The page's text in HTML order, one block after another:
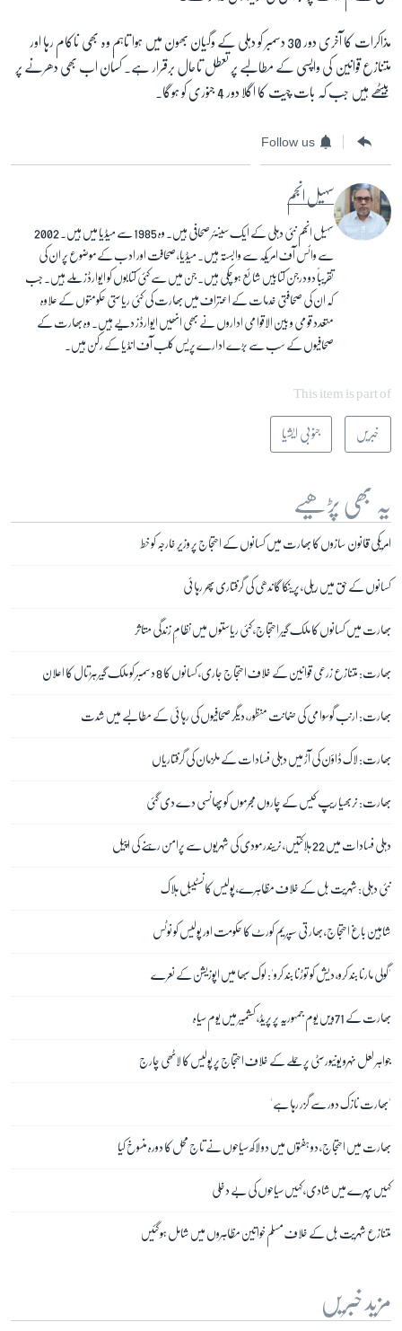
مذاکرات کا آخری دور 30 دسمبر کو دہلی کے وگیان بھون میں ہوا تاہم وہ بھی ناکام رہا اور
متنازع قوانین کی واپسی کے مطالبے پر تعطل تاحال برقرار ہے۔ کسان اب بھی دھرنے پر
بیٹھے ہیں جب کہ بات چیت کا اگلا دور 4 جنوری کو ہوگا۔
Follow us
سہیل انجم
سہیل انجم نئی دہلی کے ایک سینئر صحافی ہیں۔ وہ 1985 سے میڈیا میں ہیں۔ 2002
سے وائس آف امریکہ سے وابستہ ہیں۔ میڈیا، صحافت اور ادب کے موضوع پر ان کی
تقریباً دو درجن کتابیں شائع ہو چکی ہیں۔ جن میں سے کئی کتابوں کو ایوارڈز ملے ہیں۔ جب
کہ ان کی صحافتی خدمات کے اعتراف میں بھارت کی کئی ریاستی حکومتوں کے علاوہ
متعدد قومی و بین الاقوامی اداروں نے بھی انھیں ایوارڈز دیے ہیں۔ وہ بھارت کے
صحافیوں کے سب سے بڑے ادارے پریس کلب آف انڈیا کے رکن ہیں۔
This item is part of
خبریں جنوبی ایشیا
یہ بھی پڑھیے
امریکی قانون سازوں کا بھارت میں کسانوں کے احتجاج پر وزیرِ خارجہ کو خط
کسانوں کے حق میں ریلی، پرینکا گاندھی کی گرفتاری پھر رہائی
بھارت میں کسانوں کا ملک گیر احتجاج، کئی ریاستوں میں نظامِ زندگی متاثر
بھارت: متنازع زرعی قوانین کے خلاف احتجاج جاری، کسانوں کا 8 دسمبر کو ملک گیر ہڑتال کا اعلان
بھارت: ارنب گوسوامی کی ضمانت منظور، دیگر صحافیوں کی رہائی کے مطالبے میں شدت
بھارت: لاک ڈاؤن کی آڑ میں دہلی فسادات کے ملزمان کی گرفتاریاں
بھارت: نربھیا ریپ کیس کے چاروں مجرموں کو پھانسی دے دی گئی
دہلی فسادات میں 22 ہلاکتیں، نریندر مودی کی شہریوں سے پرامن رہنے کی اپیل
نئی دہلی: شہریت بل کے خلاف مظاہرے، پولیس کانسٹیبل ہلاک
شاہین باغ احتجاج، بھارتی سپریم کورٹ کا حکومت اور پولیس کو نوٹس
'گولی مارنا بند کرو، دیش کو توڑنا بند کرو': لوک سبھا میں اپوزیشن کے نعرے
بھارت کے 71ویں یوم جمہوریہ پر پریڈ، کشمیر میں یوم سیاہ
جواہر لعل نہرو یونیورسٹی پر حملے کے خلاف احتجاج پر پولیس کا لاٹھی چارج
'بھارت نازک دور سے گزر رہا ہے'
بھارت میں احتجاج، دو ہفتوں میں دو لاکھ سیاحوں نے تاج محل کا دورہ منسوخ کیا
کہیں پہرے میں شادی، کہیں سیاحوں کی بے دخلی
متنازع شہریت بل کے خلاف مسلم خواتین مظاہروں میں شامل ہو گئیں
مزید خبریں